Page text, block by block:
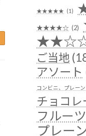
★★★★★ (1)
★★★★☆ (2)
ご当地
アソート
コンビニ、プレーン
チョコレ
フルーツ
プレー